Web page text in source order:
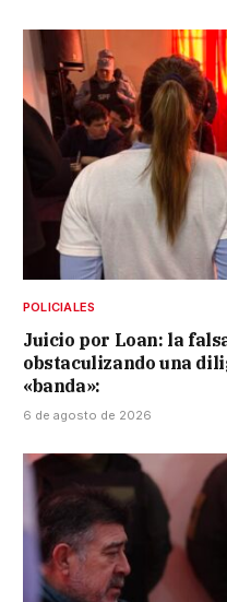
POLICIALES
Juicio por Loan: la
obstaculizando una
«banda»:
6 de agosto de 2026